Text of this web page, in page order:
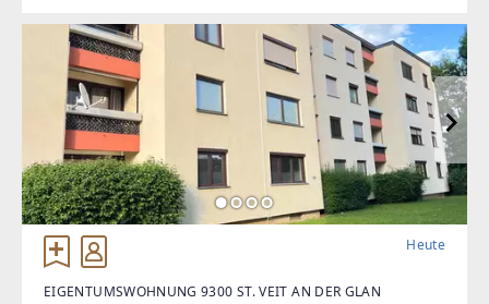
NeueKüche,
Heute
EIGENTUMSWOHNUNG 9300 ST. VEIT AN DER GLAN